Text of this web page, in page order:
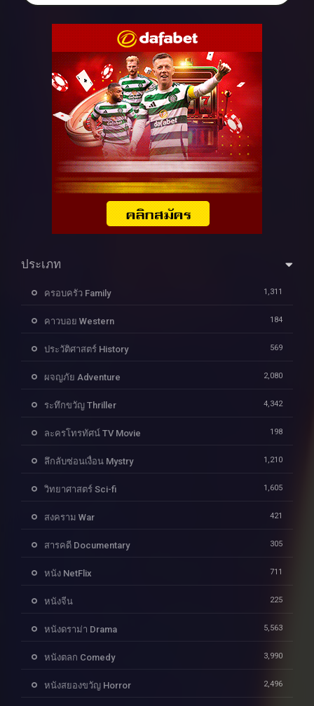
ประเภท
ครอบครัว Family 1,311
คาวบอย Western 184
ประวัติศาสตร์ History 569
ผจญภัย Adventure 2,080
ระทึกขวัญ Thriller 4,342
ละครโทรทัศน์ TV Movie 198
ลึกลับซ่อนเงื่อน Mystry 1,210
วิทยาศาสตร์ Sci-fi 1,605
สงคราม War 421
สารคดี Documentary 305
หนัง NetFlix 711
หนังจีน 225
หนังดราม่า Drama 5,563
หนังตลก Comedy 3,990
หนังสยองขวัญ Horror 2,496